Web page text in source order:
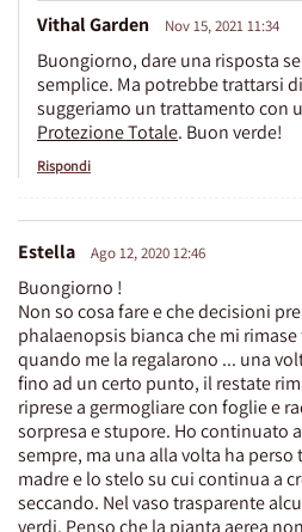
Vithal Garden Nov 15, 2021 11:34
Buongiorno, dare una risposta
semplice. Ma potrebbe trattarsi
suggeriamo un trattamento con
Protezione Totale. Buon verde!
Rispondi
Estella Ago 12, 2020 12:46
Buongiorno !
Non so cosa fare e che decisioni
phalaenopsis bianca che mi
quando me la regalarono ... una
fino ad un certo punto, il restate
riprese a germogliare con foglie e
sorpresa e stupore. Ho continuato
sempre, ma una alla volta ha
madre e lo stelo su cui continua a
seccando. Nel vaso trasparente